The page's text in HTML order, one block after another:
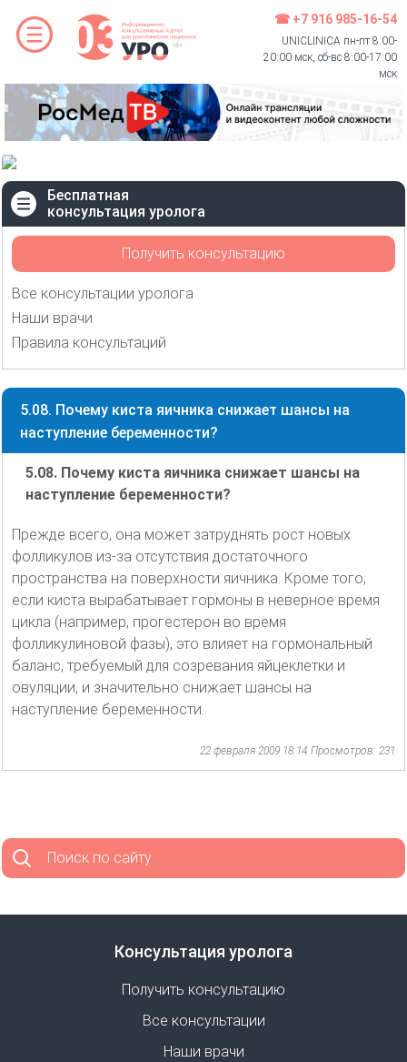
☎ +7 916 985-16-54
UNICLINICA пн-пт 8:00-
20:00 мск, сб-вс 8:00-17:00
мск
Бесплатная
консультация уролога
Получить консультацию
Все консультации уролога
Наши врачи
Правила консультаций
5.08. Почему киста яичника снижает шансы на
наступление беременности?
5.08. Почему киста яичника снижает шансы на
наступление беременности?
Прежде всего, она может затруднять рост новых
фолликулов из-за отсутствия достаточного
пространства на поверхности яичника. Кроме того,
если киста вырабатывает гормоны в неверное время
цикла (например, прогестерон во время
фолликулиновой фазы), это влияет на гормональный
баланс, требуемый для созревания яйцеклетки и
овуляции, и значительно снижает шансы на
наступление беременности.
22 февраля 2009 18:14 Просмотров: 231
Поиск по сайту
Консультация уролога
Получить консультацию
Все консультации
Наши врачи